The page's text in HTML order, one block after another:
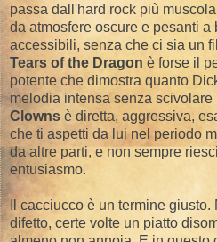
passa dall'hard rock più
da atmosfere oscure e pesanti
accessibili, senza che ci sia un
Tears of the Dragon è forse il
potente che dimostra quanto
melodia intensa senza scivolare
Clowns è diretta, aggressiva,
che ti aspetti da lui nel periodo
da altre parti, e non sempre
entusiasmo.
Il cacciucco è un termine
difetto, certe volte un piatto